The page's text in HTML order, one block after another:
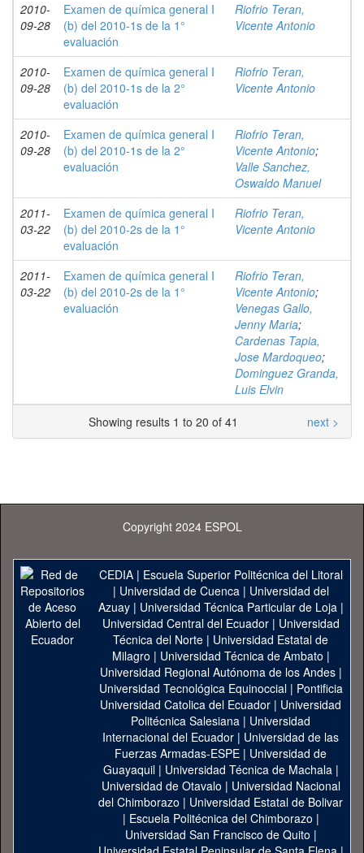
2010-
09-28
Examen de química general I
(b) del 2010-1s de la 1°
evaluación
Riofrio Teran,
Vicente Antonio
2010-
09-28
Examen de química general I
(b) del 2010-1s de la 2°
evaluación
Riofrio Teran,
Vicente Antonio
2010-
09-28
Examen de química general I
(b) del 2010-1s de la 2°
evaluación
Riofrio Teran,
Vicente Antonio;
Valle Sanchez,
Oswaldo Manuel
2011-
03-22
Examen de química general I
(b) del 2010-2s de la 1°
evaluación
Riofrio Teran,
Vicente Antonio
2011-
03-22
Examen de química general I
(b) del 2010-2s de la 1°
evaluación
Riofrio Teran,
Vicente Antonio;
Venegas Gallo,
Jenny Maria;
Cardenas Tapia,
Jose Mardoqueo;
Dominguez Granda,
Luis Elvin
Showing results 1 to 20 of 41
next >
Copyright 2024 ESPOL
CEDIA| Escuela Superior Politécnica del Litoral
| Universidad de Cuenca| Universidad del
Azuay| Universidad Técnica Particular de Loja|
Universidad Central del Ecuador| Universidad
Técnica del Norte | Universidad Estatal de
Milagro | Universidad Técnica de Ambato |
Universidad Regional Autónoma de los Andes|
Universidad Tecnológica Equinoccial| Pontificia
Universidad Catolica del Ecuador | Universidad
Politécnica Salesiana | Universidad
Internacional del Ecuador | Universidad de las
Fuerzas Armadas-ESPE | Universidad de
Guayaquil| Universidad Técnica de Machala|
Universidad de Otavalo | Universidad Nacional
del Chimborazo | Universidad Estatal de Bolivar
| Escuela Politécnica del Chimborazo |
Universidad San Francisco de Quito |